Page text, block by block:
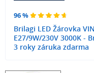
96 %
Brilagi LED Žárovka
E27/9W/230V 3000K -
3 roky záruka zdarma